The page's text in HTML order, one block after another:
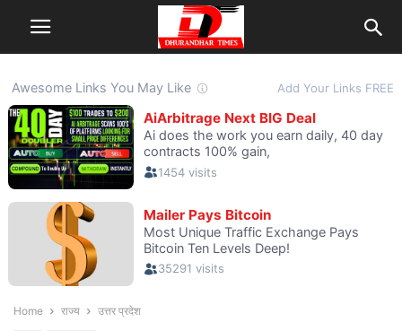
Home राज्य उत्तर प्रदेश